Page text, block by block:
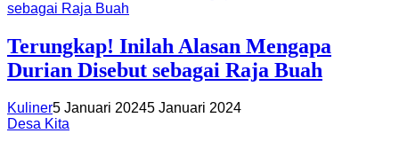
Terungkap! Inilah Alasan Mengapa
Durian Disebut sebagai Raja Buah
Kuliner5 Januari 20245 Januari 2024
Desa Kita